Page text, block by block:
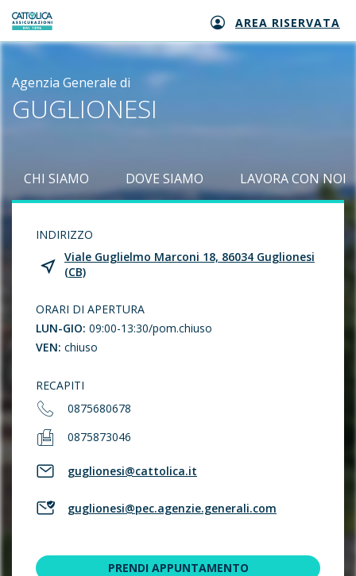
Generali logo AREA RISERVATA
Agenzia Generale di
GUGLIONESI
CHI SIAMO DOVE SIAMO LAVORA CON NOI
INDIRIZZO
Viale Guglielmo Marconi 18, 86034 Guglionesi
(CB)
ORARI DI APERTURA
LUN-GIO: 09:00-13:30/pom.chiuso
VEN: chiuso
RECAPITI
0875680678
0875873046
guglionesi@cattolica.it
guglionesi@pec.agenzie.generali.com
PRENDI APPUNTAMENTO